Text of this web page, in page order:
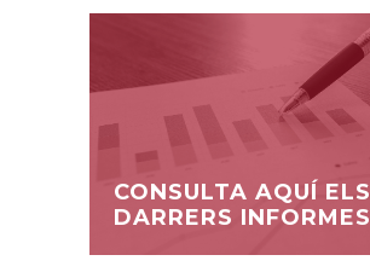
CONSULTA AQUÍ ELS
DARRERS INFORMES